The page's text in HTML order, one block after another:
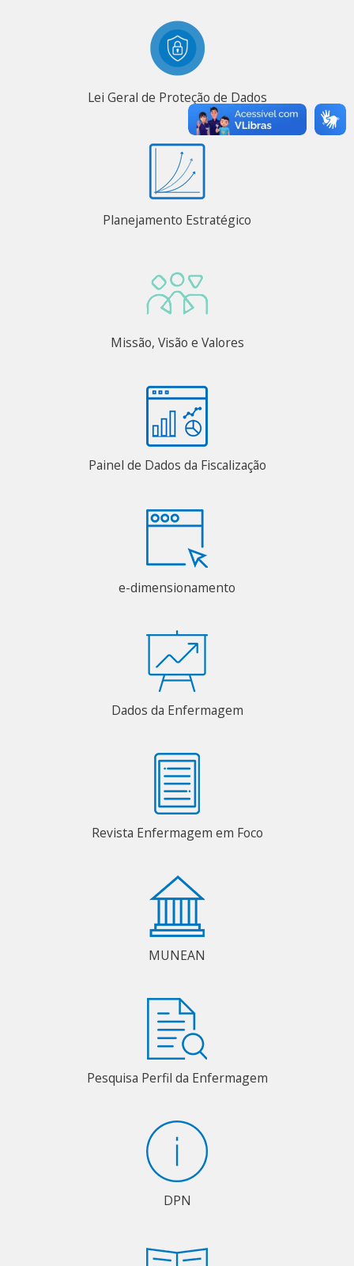
Lei Geral de Proteção de Dados
Planejamento Estratégico
Missão, Visão e Valores
Painel de Dados da Fiscalização
e-dimensionamento
Dados da Enfermagem
Revista Enfermagem em Foco
MUNEAN
Pesquisa Perfil da Enfermagem
DPN